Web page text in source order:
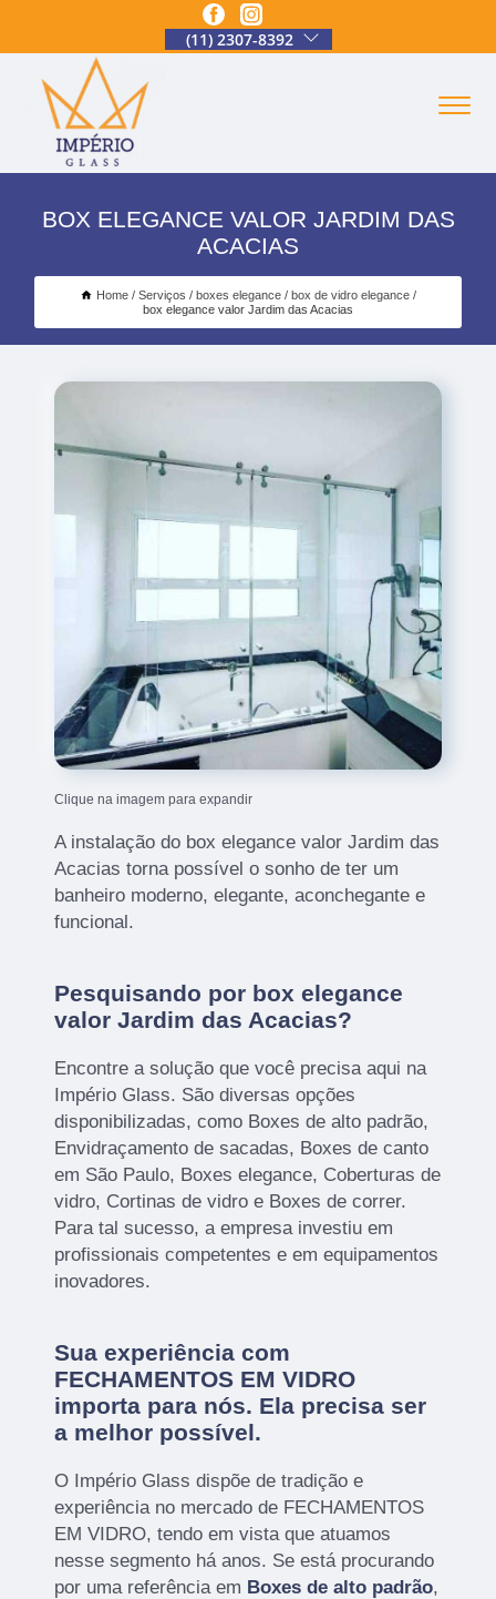
(11) 2307-8392
BOX ELEGANCE VALOR JARDIM DAS
ACACIAS
Home Serviços boxes elegance
box de vidro elegance
box elegance valor Jardim das Acacias
Clique na imagem para expandir
A instalação do box elegance valor Jardim das
Acacias torna possível o sonho de ter um
banheiro moderno, elegante, aconchegante e
funcional.
Pesquisando por box elegance
valor Jardim das Acacias?
Encontre a solução que você precisa aqui na
Império Glass. São diversas opções
disponibilizadas, como Boxes de alto padrão,
Envidraçamento de sacadas, Boxes de canto
em São Paulo, Boxes elegance, Coberturas de
vidro, Cortinas de vidro e Boxes de correr.
Para tal sucesso, a empresa investiu em
profissionais competentes e em equipamentos
inovadores.
Sua experiência com
FECHAMENTOS EM VIDRO
importa para nós. Ela precisa ser
a melhor possível.
O Império Glass dispõe de tradição e
experiência no mercado de FECHAMENTOS
EM VIDRO, tendo em vista que atuamos
nesse segmento há anos. Se está procurando
por uma referência em Boxes de alto padrão,